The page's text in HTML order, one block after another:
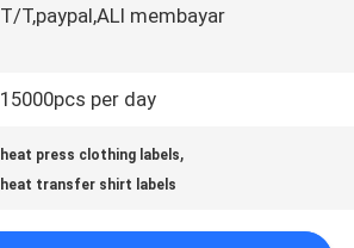
T/T,paypal,ALI membayar
15000pcs per day
heat press clothing labels,
heat transfer shirt labels